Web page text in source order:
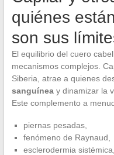
quiénes
son sus
El equilibrio del cuero
mecanismos complejos.
Siberia, atrae a quienes
sanguíneay dinamizar la
Este complemento a
piernas pesadas,
fenómeno de Raynaud,
esclerodermia sistémica,